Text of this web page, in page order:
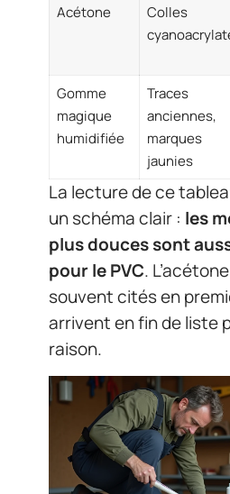
Acétone
Colles
Gomme
magique
humidifiée
Traces
anciennes,
marques
jaunies
La lecture de ce
un schéma clair : les
plus douces sont
pour le PVC.
souvent cités en
arrivent en fin de liste
raison.